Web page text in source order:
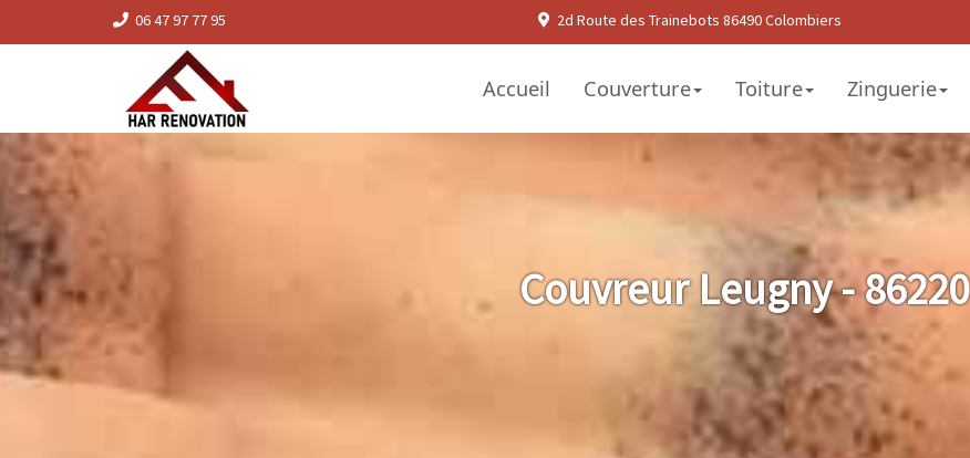
06 47 97 77 95 2d Route des Trainebots 86490 Colombiers
Accueil Couverture Toiture Zinguerie
Couvreur Leugny - 86220